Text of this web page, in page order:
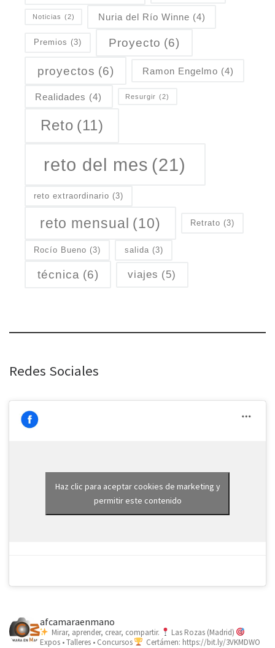
Noticias (2) Nuria del Río Winne (4)
Premios (3) Proyecto (6)
proyectos (6) Ramon Engelmo (4)
Realidades (4) Resurgir (2)
Reto (11)
reto del mes (21)
reto extraordinario (3)
reto mensual (10) Retrato (3)
Rocío Bueno (3) salida (3)
técnica (6) viajes (5)
Redes Sociales
Haz clic para aceptar cookies de marketing y
permitir este contenido
afcamaraenmano
Mirar, aprender, crear, compartir.
Las Rozas (Madrid)
Expos • Talleres • Concursos
Certámen: https://bit.ly/3VKMDWO